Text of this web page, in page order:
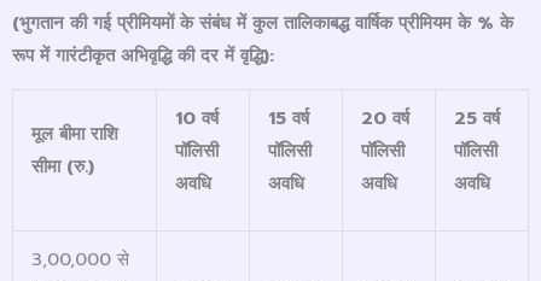
(भुगतान की गई प्रीमियमों के संबंध में कुल तालिकाबद्ध वार्षिक प्रीमियम के % के
रूप में गारंटीकृत अभिवृद्धि की दर में वृद्धि):
मूल बीमा राशि
सीमा (रु.)
10 वर्ष
पॉलिसी
अवधि
15 वर्ष
पॉलिसी
अवधि
20 वर्ष
पॉलिसी
अवधि
25 वर्ष
पॉलिसी
अवधि
3,00,000 से